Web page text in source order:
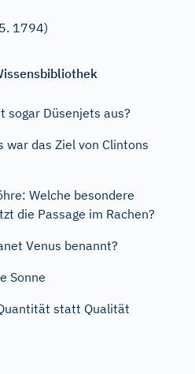
1794)
sogar Düsenjets aus?
war das Ziel von Clintons
Welche besondere
die Passage im Rachen?
Venus benannt?
Sonne
statt Qualität